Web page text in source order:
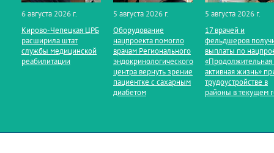
6 августа 2026 г.
Кирово‑Чепецкая ЦРБ
расширила штат
службы медицинской
реабилитации
5 августа 2026 г.
Оборудование
нацпроекта помогло
врачам Регионального
эндокринологического
центра вернуть зрение
пациентке с сахарным
диабетом
5 августа 2026 г.
17 врачей и
фельдшеров
выплаты по
«Продолжительная
активная жизнь»
трудоустройстве в
районы в текущем